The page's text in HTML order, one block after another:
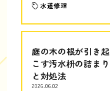
水道修理
庭の木の根が引き起
こす汚水枡の詰まり
と対処法
2026.06.02